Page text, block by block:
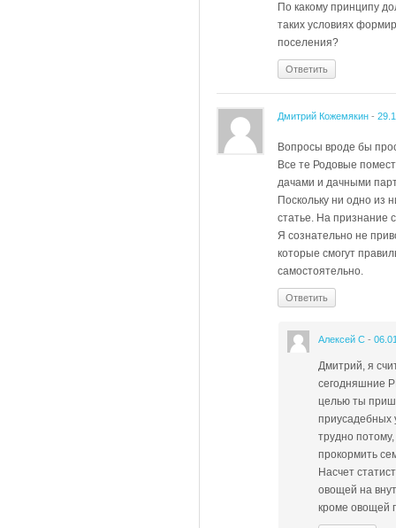
По какому принципу
таких условиях
поселения?
Ответить
Дмитрий Кожемякин -
Вопросы вроде бы
Все те Родовые
дачами и дачными
Поскольку ни одно из
статье. На признание
Я сознательно не
которые смогут
самостоятельно.
Ответить
Алексей С -
Дмитрий, я
сегодняшние
целью ты
приусадебных
трудно
прокормить
Насчет
овощей на
кроме овощей